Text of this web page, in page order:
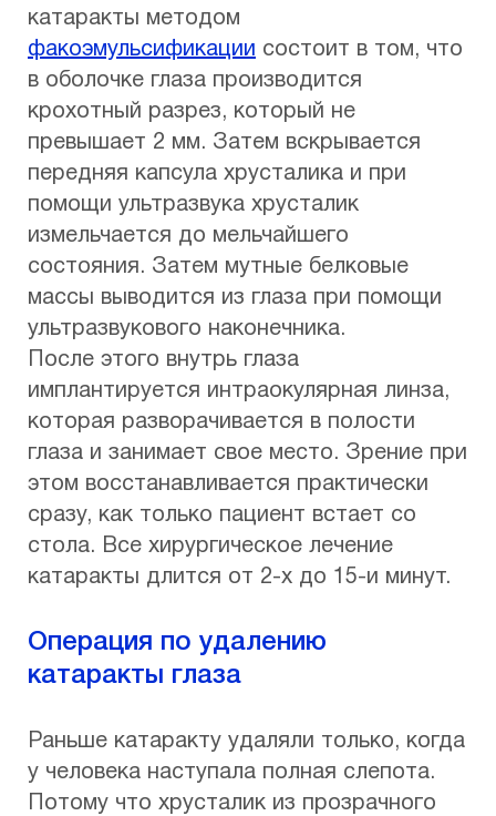
катаракты методом
факоэмульсификации состоит в том, что
в оболочке глаза производится
крохотный разрез, который не
превышает 2 мм. Затем вскрывается
передняя капсула хрусталика и при
помощи ультразвука хрусталик
измельчается до мельчайшего
состояния. Затем мутные белковые
массы выводится из глаза при помощи
ультразвукового наконечника.
После этого внутрь глаза
имплантируется интраокулярная линза,
которая разворачивается в полости
глаза и занимает свое место. Зрение при
этом восстанавливается практически
сразу, как только пациент встает со
стола. Все хирургическое лечение
катаракты длится от 2-х до 15-и минут.
Операция по удалению
катаракты глаза
Раньше катаракту удаляли только, когда
у человека наступала полная слепота.
Потому что хрусталик из прозрачного